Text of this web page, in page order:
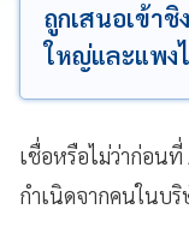
ถูกเสนอเข้า
ใหญ่และแพง
เชื่อหรือไม่ว่าก่อนที่
กำเนิดจากคนในบริ